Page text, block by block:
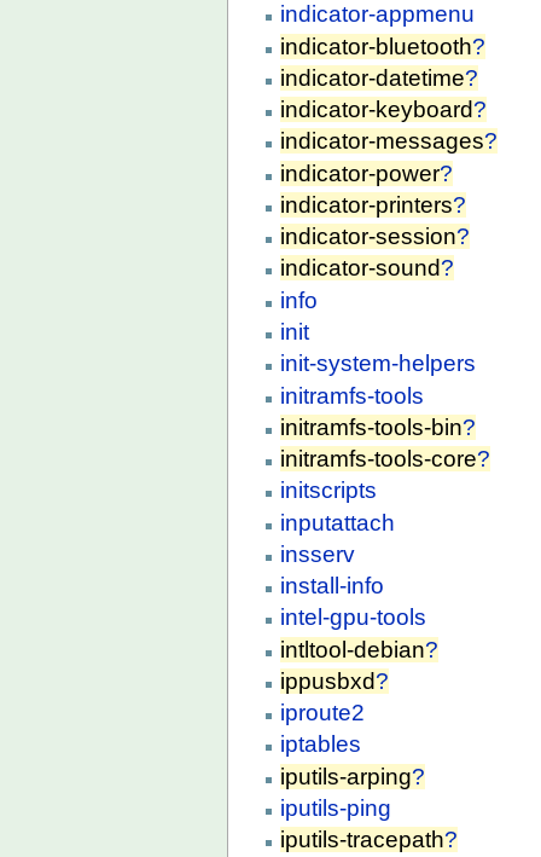
indicator-appmenu
indicator-bluetooth?
indicator-datetime?
indicator-keyboard?
indicator-messages?
indicator-power?
indicator-printers?
indicator-session?
indicator-sound?
info
init
init-system-helpers
initramfs-tools
initramfs-tools-bin?
initramfs-tools-core?
initscripts
inputattach
insserv
install-info
intel-gpu-tools
intltool-debian?
ippusbxd?
iproute2
iptables
iputils-arping?
iputils-ping
iputils-tracepath?